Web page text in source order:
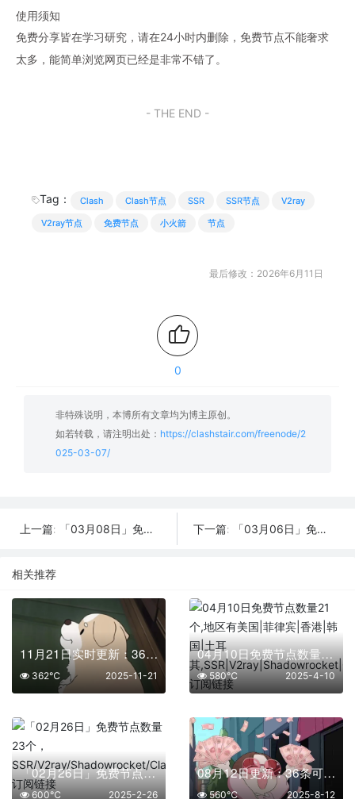
使用须知
免费分享皆在学习研究，请在24小时内删除，免费节点不能奢求
太多，能简单浏览网页已经是非常不错了。
- THE END -
Tag： Clash Clash节点 SSR SSR节点
V2ray
V2ray节点
免费节点 小火箭 节点
最后修改：2026年6月11日
0
非特殊说明，本博所有文章均为博主原创。
如若转载，请注明出处： https://clashstair.com/freenode/2
025-03-07/
上一篇: 「03月08日」免费节点数量31个，SSR/V2ray/Shadowrocket/Clash订阅链接 下一篇: 「03月06日」免费节点数量23个，SSR/V2ray/Shadowrocket/Clash订阅链接
相关推荐
11月21日实时更新：36条可用SSR/V2Ray/Clash节点
2025-11-21
362℃
04月10日免费节点数量21个,地区有美国|菲律宾|香港|韩国|土耳其,SSR|V2ray|Shadowrocket|Clash订阅链接
2025-4-10
580℃
「02月26日」免费节点数量23个，SSR/V2ray/Shadowrocket/Clash订阅链接
2025-2-26
600℃
08月12日更新：36条可用免费节点 | 2025年SSR/V2ray/Clash订阅链接
2025-8-12
560℃